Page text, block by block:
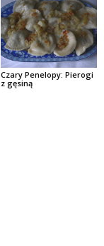
Czary Penelopy: Pierogi
z gęsiną